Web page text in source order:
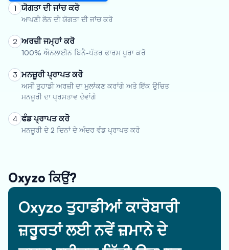
1 ਯੋਗਤਾ ਦੀ ਜਾਂਚ ਕਰੋ
ਆਪਣੀ ਲੋਨ ਦੀ ਯੋਗਤਾ ਦੀ ਜਾਂਚ ਕਰੋ
2 ਅਰਜ਼ੀ ਜਮ੍ਹਾਂ ਕਰੋ
100% ਔਨਲਾਈਨ ਬਿਨੈ-ਪੱਤਰ ਫਾਰਮ ਪੂਰਾ ਕਰੋ
3 ਮਨਜ਼ੂਰੀ ਪ੍ਰਾਪਤ ਕਰੋ
ਅਸੀਂ ਤੁਹਾਡੀ ਅਰਜ਼ੀ ਦਾ ਮੁਲਾਂਕਣ ਕਰਾਂਗੇ ਅਤੇ ਇੱਕ ਉਚਿਤ
ਮਨਜ਼ੂਰੀ ਦਾ ਪ੍ਰਸਤਾਵ ਦੇਵਾਂਗੇ
4 ਫੰਡ ਪ੍ਰਾਪਤ ਕਰੋ
ਮਨਜ਼ੂਰੀ ਦੇ 2 ਦਿਨਾਂ ਦੇ ਅੰਦਰ ਵੰਡ ਪ੍ਰਾਪਤ ਕਰੋ
Oxyzo ਕਿਉਂ?
Oxyzo ਤੁਹਾਡੀਆਂ ਕਾਰੋਬਾਰੀ
ਜ਼ਰੂਰਤਾਂ ਲਈ ਨਵੇਂ ਜ਼ਮਾਨੇ ਦੇ